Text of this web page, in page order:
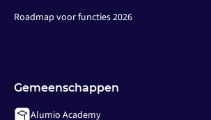
Roadmap voor functies 2026
Gemeenschappen
Alumio Academy